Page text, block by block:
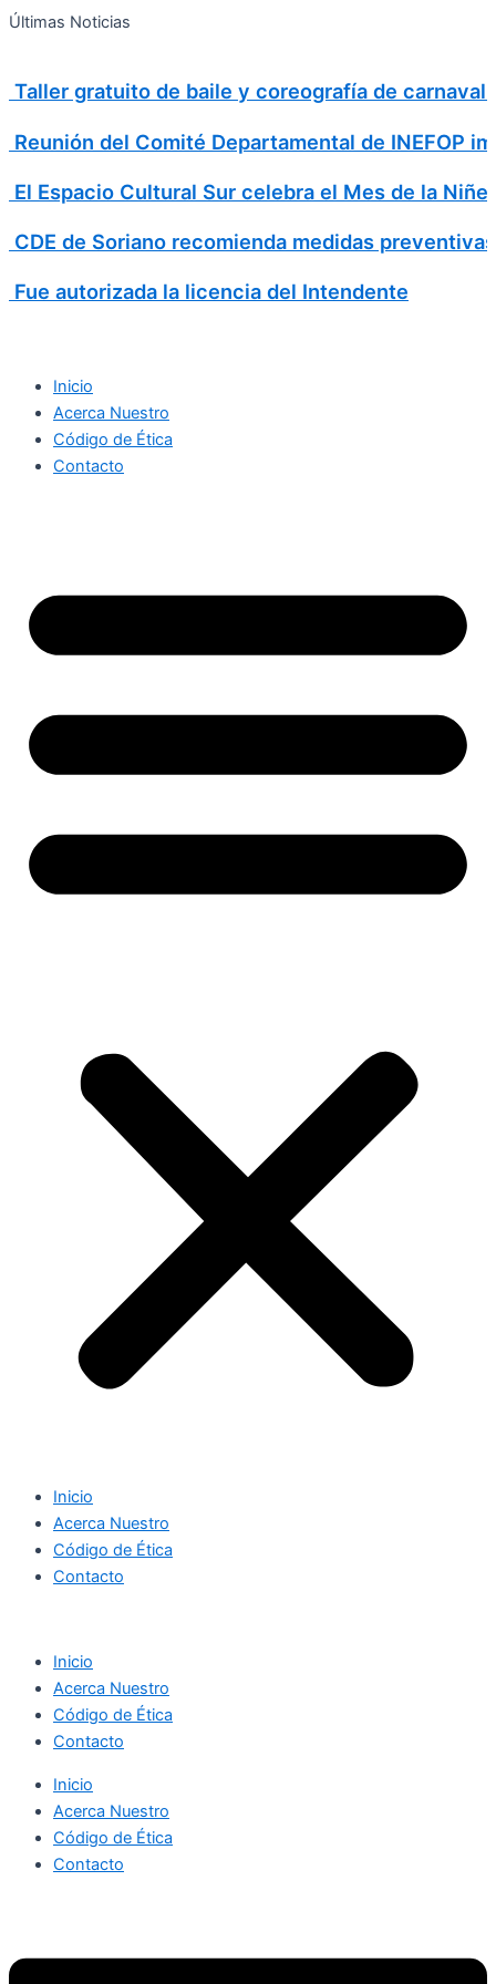
Ir
Últimas Noticias
Taller gratuito de baile y coreografía de carnaval
Reunión del Comité Departamental de INEFOP
El Espacio Cultural Sur celebra el Mes de la
CDE de Soriano recomienda medidas
Fue autorizada la licencia del Intendente
Inicio
Acerca Nuestro
Código de Ética
Contacto
Inicio
Acerca Nuestro
Código de Ética
Contacto
Inicio
Acerca Nuestro
Código de Ética
Contacto
Inicio
Acerca Nuestro
Código de Ética
Contacto
Search